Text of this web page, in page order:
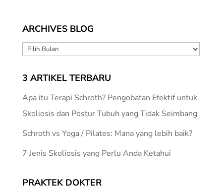
ARCHIVES BLOG
ARCHIVES
3 ARTIKEL TERBARU
Apa itu Terapi Schroth? Pengobatan Efektif untuk
Skoliosis dan Postur Tubuh yang Tidak Seimbang
Schroth vs Yoga / Pilates: Mana yang lebih baik?
7 Jenis Skoliosis yang Perlu Anda Ketahui
PRAKTEK DOKTER